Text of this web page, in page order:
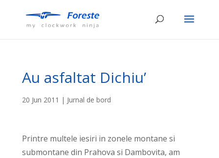
Au asfaltat Dichiu’
20 Jun 2011 | Jurnal de bord
Printre multele iesiri in zonele montane si
submontane din Prahova si Dambovita, am